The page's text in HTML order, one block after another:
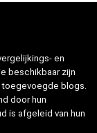
en
beschikbaar zijn
toegevoegde blogs.
door hun
is afgeleid van hun